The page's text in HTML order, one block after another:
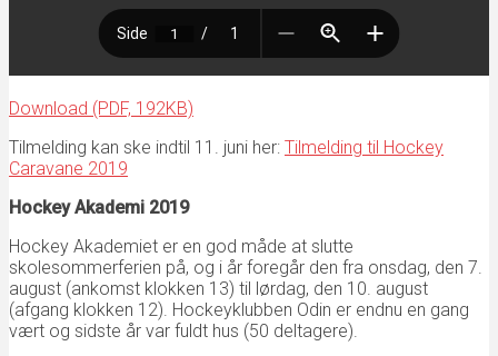
Download (PDF, 192KB)
Tilmelding kan ske indtil 11. juni her: Tilmelding til Hockey
Caravane 2019
Hockey Akademi 2019
Hockey Akademiet er en god måde at slutte
skolesommerferien på, og i år foregår den fra onsdag, den 7.
august (ankomst klokken 13) til lørdag, den 10. august
(afgang klokken 12). Hockeyklubben Odin er endnu en gang
vært og sidste år var fuldt hus (50 deltagere).